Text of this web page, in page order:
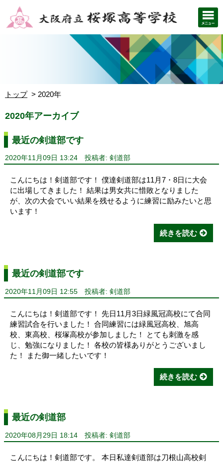
トップ 2020年
2020年アーカイブ
最近の剣道部です
2020年11月09日 13:24 投稿者: 剣道部
こんにちは！剣道部です！ 僕達剣道部は11月7・8日に大会
に出場してきました！ 結果は男女共に惜敗となりました
が、次の大会でいい結果を残せるように練習に励みたいと思
います！
続きを読む
最近の剣道部です
2020年11月09日 12:55 投稿者: 剣道部
こんにちは！剣道部です！ 先日11月3日緑風冠高校にて合同
練習試合を行いました！ 合同練習には緑風冠高校、旭高
校、東高校、桜塚高校が参加しました！ とても刺激を感
じ、勉強になりました！ 各校の皆様ありがとうございまし
た！ また御一緒したいです！
続きを読む
最近の剣道部
2020年08月29日 18:14 投稿者: 剣道部
こんにちは！剣道部です。 本日私達剣道部は刀根山高校剣